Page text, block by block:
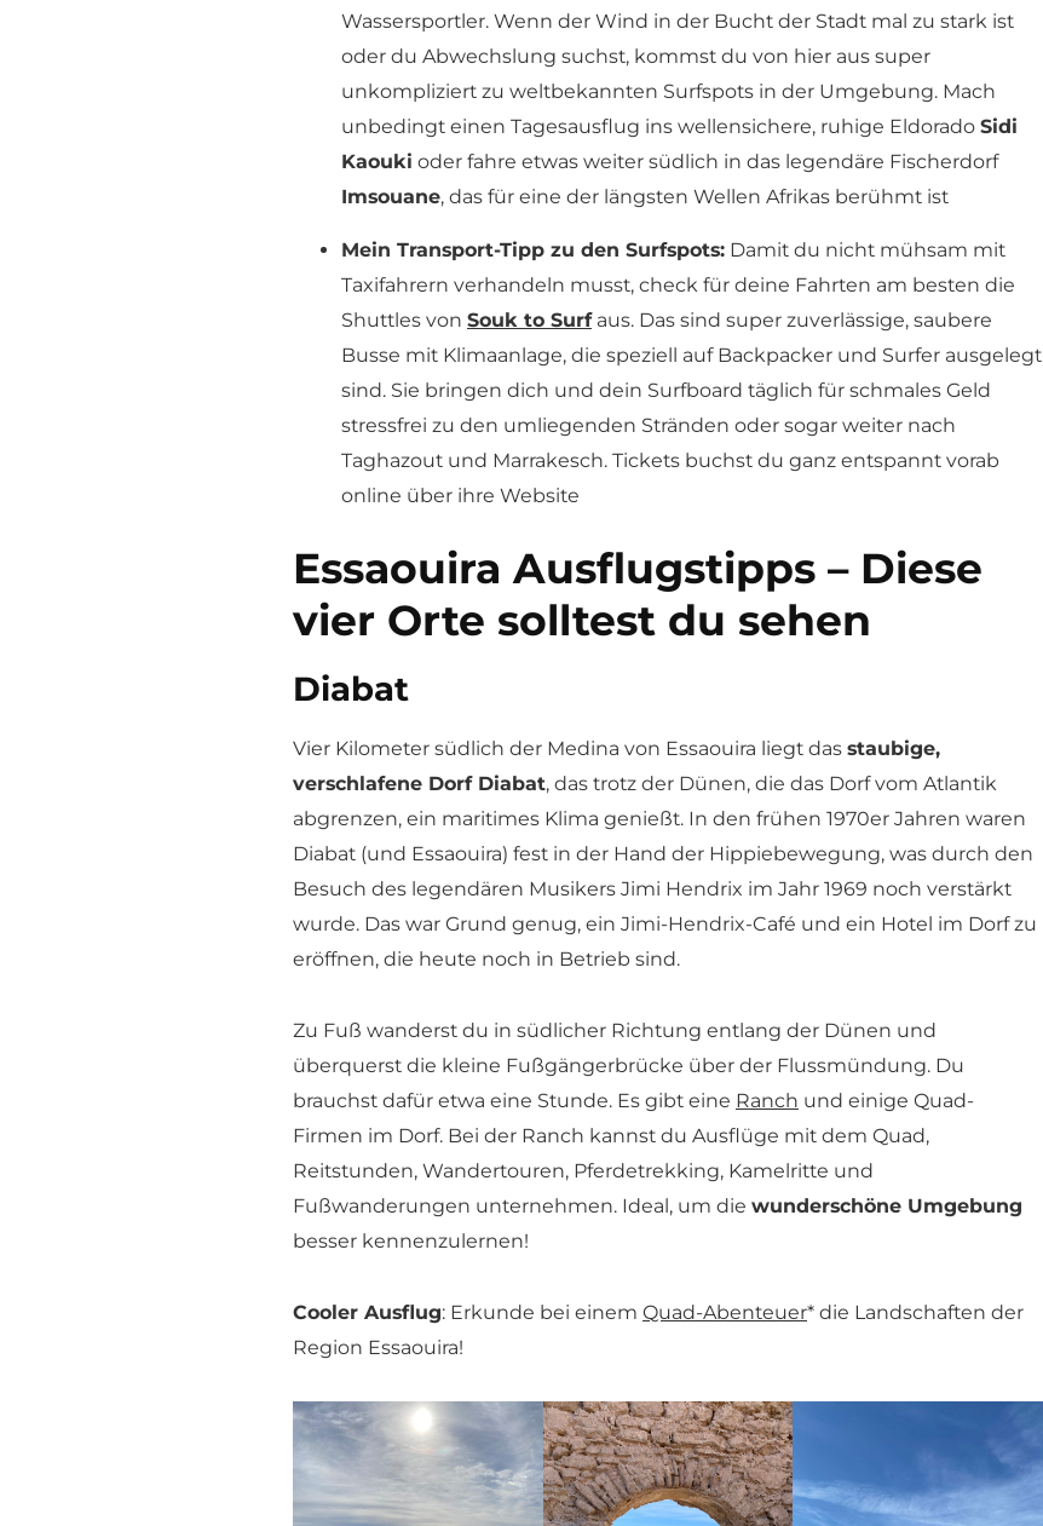
Wassersportler. Wenn der Wind in der Bucht der Stadt mal zu stark ist
oder du Abwechslung suchst, kommst du von hier aus super
unkompliziert zu weltbekannten Surfspots in der Umgebung. Mach
unbedingt einen Tagesausflug ins wellensichere, ruhige Eldorado Sidi
Kaouki oder fahre etwas weiter südlich in das legendäre Fischerdorf
Imsouane, das für eine der längsten Wellen Afrikas berühmt ist
Mein Transport-Tipp zu den Surfspots: Damit du nicht mühsam mit
Taxifahrern verhandeln musst, check für deine Fahrten am besten die
Shuttles von Souk to Surfaus. Das sind super zuverlässige, saubere
Busse mit Klimaanlage, die speziell auf Backpacker und Surfer ausgelegt
sind. Sie bringen dich und dein Surfboard täglich für schmales Geld
stressfrei zu den umliegenden Stränden oder sogar weiter nach
Taghazout und Marrakesch. Tickets buchst du ganz entspannt vorab
online über ihre Website
Essaouira Ausflugstipps – Diese
vier Orte solltest du sehen
Diabat
Vier Kilometer südlich der Medina von Essaouira liegt das staubige,
verschlafene Dorf Diabat, das trotz der Dünen, die das Dorf vom Atlantik
abgrenzen, ein maritimes Klima genießt. In den frühen 1970er Jahren waren
Diabat (und Essaouira) fest in der Hand der Hippiebewegung, was durch den
Besuch des legendären Musikers Jimi Hendrix im Jahr 1969 noch verstärkt
wurde. Das war Grund genug, ein Jimi-Hendrix-Café und ein Hotel im Dorf zu
eröffnen, die heute noch in Betrieb sind.
Zu Fuß wanderst du in südlicher Richtung entlang der Dünen und
überquerst die kleine Fußgängerbrücke über der Flussmündung. Du
brauchst dafür etwa eine Stunde. Es gibt eine Ranch und einige Quad-
Firmen im Dorf. Bei der Ranch kannst du Ausflüge mit dem Quad,
Reitstunden, Wandertouren, Pferdetrekking, Kamelritte und
Fußwanderungen unternehmen. Ideal, um die wunderschöne Umgebung
besser kennenzulernen!
Cooler Ausflug: Erkunde bei einem Quad-Abenteuer* die Landschaften der
Region Essaouira!